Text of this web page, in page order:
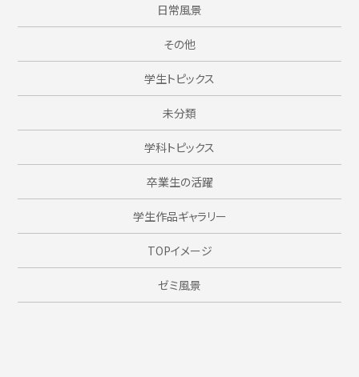
日常風景
その他
学生トピックス
未分類
学科トピックス
卒業生の活躍
学生作品ギャラリー
TOPイメージ
ゼミ風景